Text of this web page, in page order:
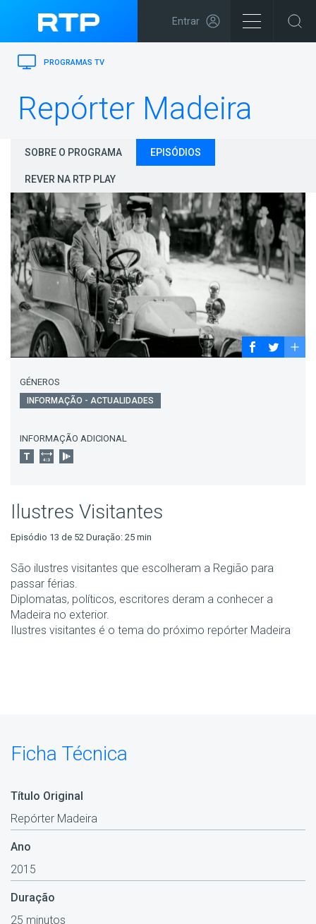
Entrar
PROGRAMAS TV
Repórter Madeira
SOBRE O PROGRAMA EPISÓDIOS
REVER NA RTP PLAY
GÉNEROS
INFORMAÇÃO - ACTUALIDADES
INFORMAÇÃO ADICIONAL
Ilustres Visitantes
Episódio 13 de 52 Duração: 25 min
São ilustres visitantes que escolheram a Região para
passar férias.
Diplomatas, políticos, escritores deram a conhecer a
Madeira no exterior.
Ilustres visitantes é o tema do próximo repórter Madeira
Ficha Técnica
Título Original
Repórter Madeira
Ano
2015
Duração
25 minutos